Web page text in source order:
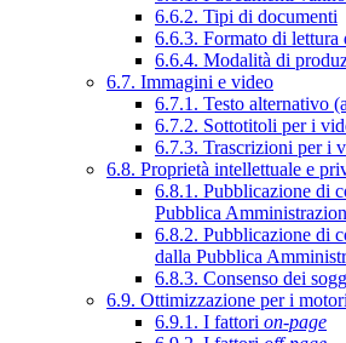
6.6.2. Tipi di documenti
6.6.3. Formato di
6.6.4. Modalità di
6.7. Immagini e video
6.7.1. Testo alternativo
6.7.2. Sottotitoli per i
6.7.3. Trascrizioni per i
6.8. Proprietà intellettuale e
6.8.1. Pubblicazione di
Pubblica
6.8.2. Pubblicazione di
dalla Pubblica
6.8.3. Consenso dei
6.9. Ottimizzazione per i
6.9.1. I fattori on-page